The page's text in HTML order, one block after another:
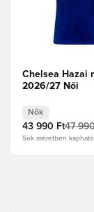
Chelsea Hazai
2026/27 Női
Nők
43 990 Ft47
Sok méretben kapható